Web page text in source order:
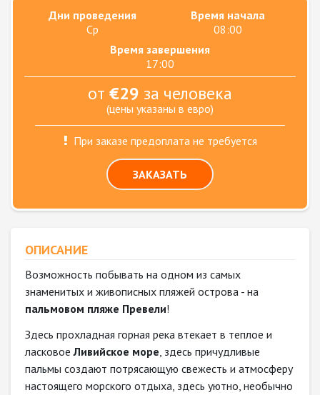
Дни проведения
Ср
Время начала
08:00
Время завершения
17:00
от €29 за человека
(цены указаны в евро)
При заказе предоплата не требуется
ЗАКАЗАТЬ
ОПИСАНИЕ
Возможность побывать на одном из самых
знаменитых и живописных пляжей острова - на
пальмовом пляже Превели!
Здесь прохладная горная река втекает в теплое и
ласковоеЛивийское море, здесь причудливые
пальмы создают потрясающую свежесть и атмосферу
настоящего морского отдыха, здесь уютно, необычно